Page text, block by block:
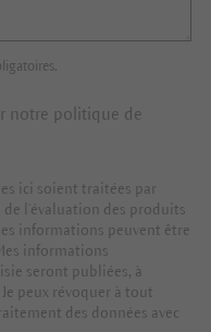
notre politique de
ici soient traitées par
de l’évaluation des produits
informations peuvent être
informations
seront publiées, à
peux révoquer à tout
des données avec